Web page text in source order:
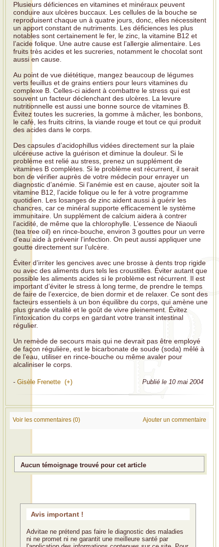
Plusieurs déficiences en vitamines et minéraux peuvent
conduire aux ulcères buccaux. Les cellules de la bouche se
reproduisent chaque un à quatre jours, donc, elles nécessitent
un apport constant de nutriments. Les déficiences les plus
notables sont certainement le fer, le zinc, la vitamine B12 et
l’acide folique. Une autre cause est l’allergie alimentaire. Les
fruits très acides et les sucreries, notamment le chocolat sont
aussi en cause.
Au point de vue diététique, mangez beaucoup de légumes
verts feuillus et de grains entiers pour leurs vitamines du
complexe B. Celles-ci aident à combattre le stress qui est
souvent un facteur déclenchant des ulcères. La levure
nutritionnelle est aussi une bonne source de vitamines B.
Évitez toutes les sucreries, la gomme à mâcher, les bonbons,
le café, les fruits citrins, la viande rouge et tout ce qui produit
des acides dans le corps.
Des capsules d’acidophillus vidées directement sur la plaie
ulcéreuse active la guérison et diminue la douleur. Si le
problème est relié au stress, prenez un supplément de
vitamines B complètes. Si le problème est récurrent, il serait
bon de vérifier auprès de votre médecin pour enrayer un
diagnostic d’anémie. Si l’anémie est en cause, ajouter soit la
vitamine B12, l’acide folique ou le fer à votre programme
quotidien. Les losanges de zinc aident aussi à guérir les
chancres, car ce minéral supporte efficacement le système
immunitaire. Un supplément de calcium aidera à contrer
l’acidité, de même que la chlorophylle. L’essence de Niaouli
(tea tree oil) en rince-bouche, environ 3 gouttes pour un verre
d’eau aide à prévenir l’infection. On peut aussi appliquer une
goutte directement sur l’ulcère.
Éviter d’irriter les gencives avec une brosse à dents trop rigide
ou avec des aliments durs tels les croustilles. Éviter autant que
possible les aliments acides si le problème est récurrent. Il est
important d’éviter le stress à long terme, de prendre le temps
de faire de l’exercice, de bien dormir et de relaxer. Ce sont des
facteurs essentiels à un bon équilibre du corps, qui amène une
plus grande vitalité et le goût de vivre pleinement. Évitez
l’intoxication du corps en gardant votre transit intestinal
régulier.
Un remède de secours mais qui ne devrait pas être employé
de façon régulière, est le bicarbonate de soude (soda) mêlé à
de l’eau, utiliser en rince-bouche ou même avaler pour
alcaliniser le corps.
- Gisèle Frenette (+) Publié le 10 mai 2004
Voir les commentaires (0) Ajouter un commentaire
Aucun témoignage trouvé pour cet article
Avis important !
Advitae ne prétend pas faire le diagnostic des maladies
ni ne promet ni ne garantit une meilleure santé par